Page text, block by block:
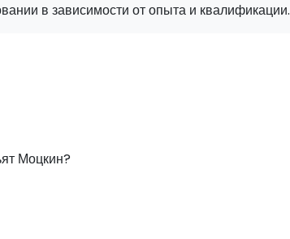
в зависимости от опыта и квалификации.
Моцкин?